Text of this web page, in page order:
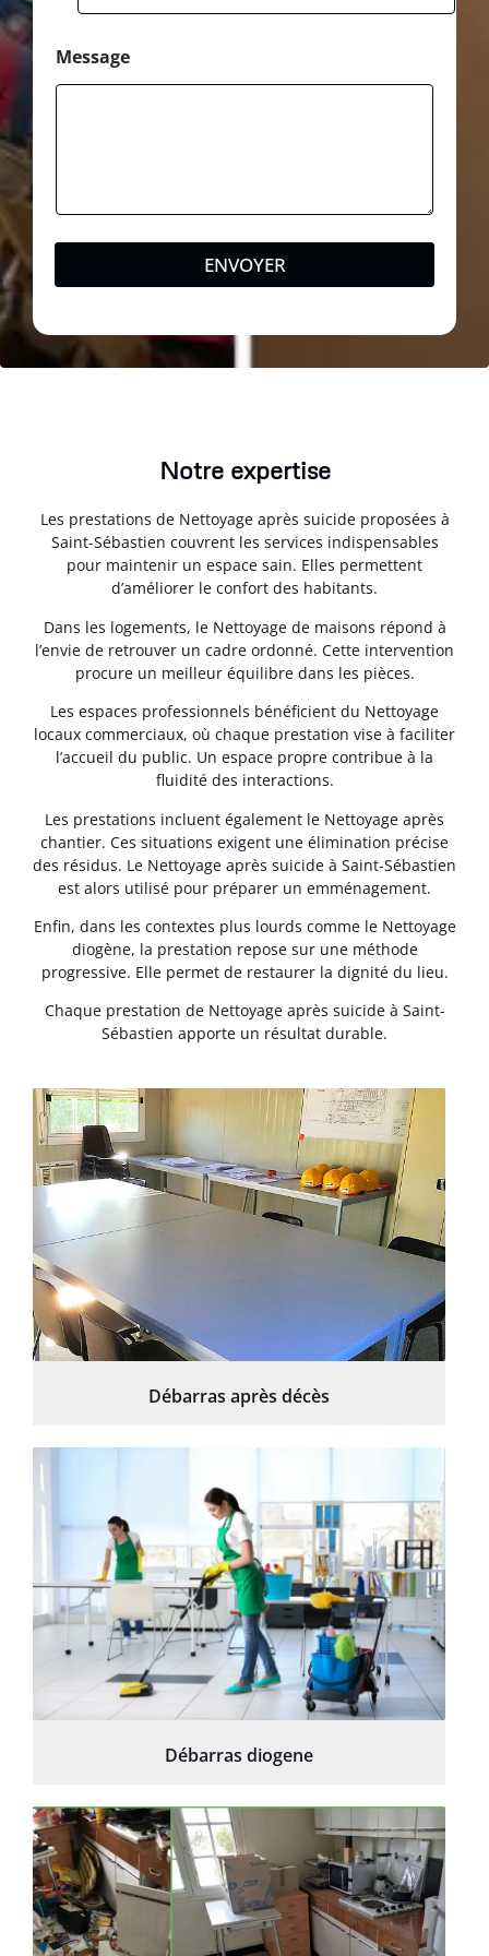
Message
ENVOYER
Notre expertise
Les prestations de Nettoyage après suicide proposées à
Saint-Sébastien couvrent les services indispensables
pour maintenir un espace sain. Elles permettent
d’améliorer le confort des habitants.
Dans les logements, le Nettoyage de maisons répond à
l’envie de retrouver un cadre ordonné. Cette intervention
procure un meilleur équilibre dans les pièces.
Les espaces professionnels bénéficient du Nettoyage
locaux commerciaux, où chaque prestation vise à faciliter
l’accueil du public. Un espace propre contribue à la
fluidité des interactions.
Les prestations incluent également le Nettoyage après
chantier. Ces situations exigent une élimination précise
des résidus. Le Nettoyage après suicide à Saint-Sébastien
est alors utilisé pour préparer un emménagement.
Enfin, dans les contextes plus lourds comme le Nettoyage
diogène, la prestation repose sur une méthode
progressive. Elle permet de restaurer la dignité du lieu.
Chaque prestation de Nettoyage après suicide à Saint-
Sébastien apporte un résultat durable.
Débarras après décès
Débarras diogene